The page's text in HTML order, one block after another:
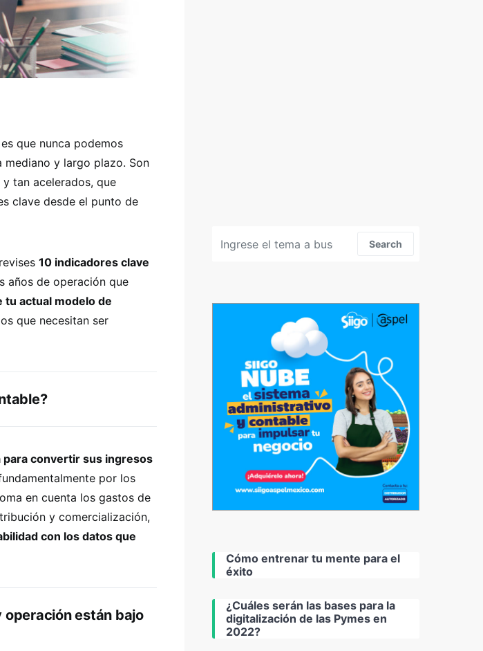
que nunca podemos
mediano y largo plazo. Son
tan acelerados, que
clave desde el punto de
10 indicadores clave
años de operación que
tu actual modelo de
que necesitan ser
para convertir sus ingresos
por los
en cuenta los gastos de
y comercialización,
con los datos que
están bajo
Search
Cómo entrenar tu mente para el
éxito
¿Cuáles serán las bases para la
digitalización de las Pymes en
2022?